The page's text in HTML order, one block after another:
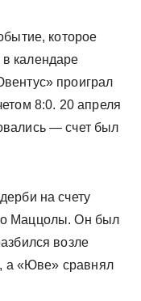
которое
календаре
проиграл
8:0. 20 апреля
— счет был
на счету
Маццолы. Он был
возле
а «Юве» сравнял